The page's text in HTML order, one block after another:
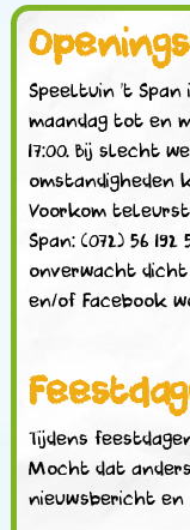
Speeltuin ’t
maandag tot en
17:00. Bij slecht
omstandigheden
Voorkom
Span: (072) 56
onverwacht
en/of Facebook
Tijdens
Mocht dat
nieuwsbericht en